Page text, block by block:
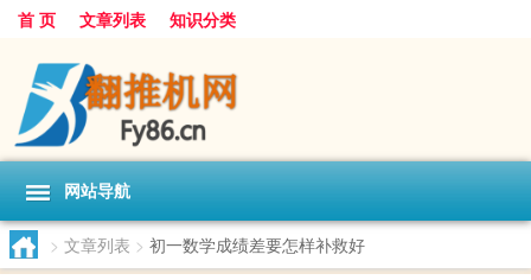
首 页 文章列表 知识分类
网站导航
> 文章列表 > 初一数学成绩差要怎样补救好